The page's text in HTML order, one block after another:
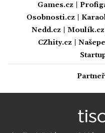
Games.cz
Osobnosti.cz
Nedd.cz
Moulík.cz
CZhity.cz